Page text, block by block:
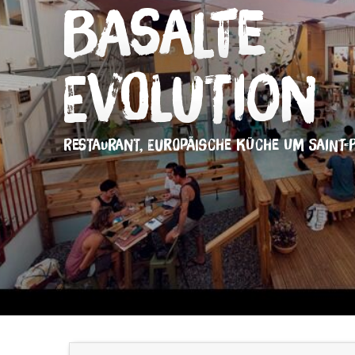
Basalte
Evolution
RESTAURANT, EUROPÄISCHE KÜCHE UM SAINT-